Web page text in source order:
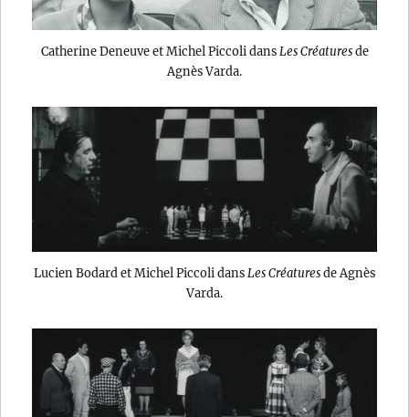
Catherine Deneuve et Michel Piccoli dansLes Créaturesde
Agnès Varda.
Lucien Bodard et Michel Piccoli dansLes Créaturesde Agnès
Varda.